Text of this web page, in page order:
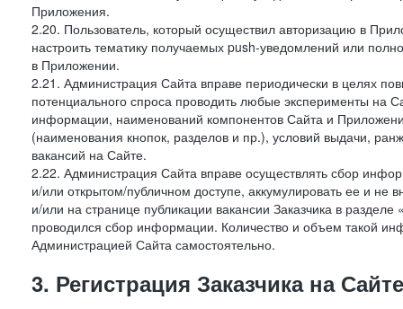
Приложения.
2.20. Пользователь, который осуществил авторизацию в
настроить тематику получаемых push-уведомлений или
в Приложении.
2.21. Администрация Сайта вправе периодически в целях
потенциального спроса проводить любые эксперименты на
информации, наименований компонентов Сайта и
(наименования кнопок, разделов и пр.), условий выдачи,
вакансий на Сайте.
2.22. Администрация Сайта вправе осуществлять сбор
и/или открытом/публичном доступе, аккумулировать ее и не
и/или на странице публикации вакансии Заказчика в
проводился сбор информации. Количество и объем такой
Администрацией Сайта самостоятельно.
3. Регистрация Заказчика на Сайте